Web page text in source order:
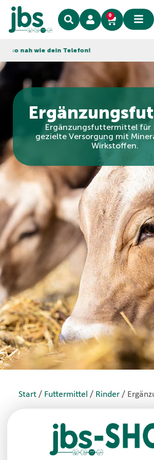
0
wie dein Telefon!
Ergänzungsfuttermittel für
gezielte Versorgung mit
Wirkstoffen.
Start / Futtermittel / Rinder /